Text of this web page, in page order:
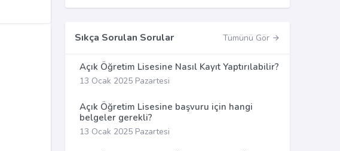
Sıkça Sorulan Sorular Tümünü Gör
Açık Öğretim Lisesine Nasıl Kayıt Yaptırılabilir?
13 Ocak 2025 Pazartesi
Açık Öğretim Lisesine başvuru için hangi
belgeler gerekli?
13 Ocak 2025 Pazartesi